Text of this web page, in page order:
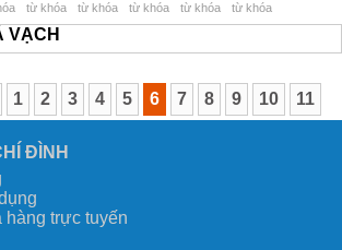
từ khóa từ khóa từ khóa từ khóa từ khóa
VẠCH
1 2 3 4 5 6 7 8 9 10
11
ĐÌNH
trực tuyến